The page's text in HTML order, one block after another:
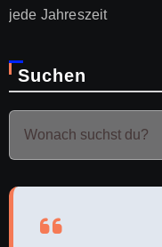
jede Jahreszeit
Suchen